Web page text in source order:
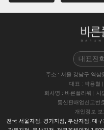
대표전
주소 : 서울 강남구 역삼
대표 : 박용철 |
회사명 : 바른플라워 | 사
통신판매업신고번
개인정보
전국 서울지점, 경기지점, 부산지점, 대